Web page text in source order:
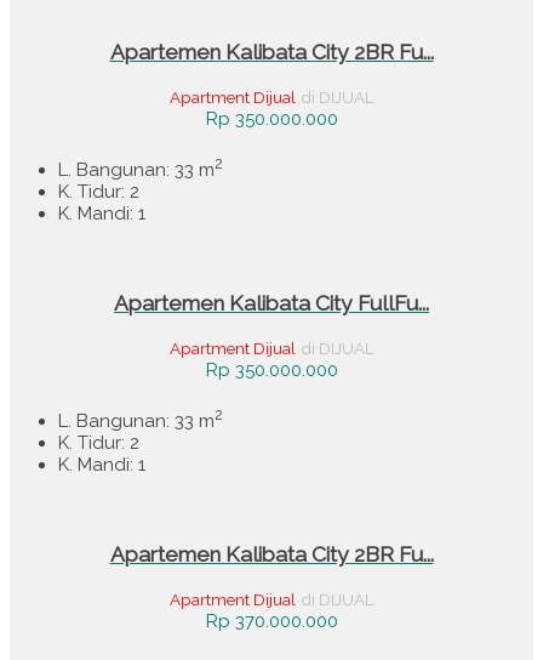
Apartemen Kalibata City 2BR Fu...
Apartment Dijual di DIJUAL
Rp 350.000.000
L. Bangunan: 33 m2
K. Tidur: 2
K. Mandi: 1
Apartemen Kalibata City FullFu...
Apartment Dijual di DIJUAL
Rp 350.000.000
L. Bangunan: 33 m2
K. Tidur: 2
K. Mandi: 1
Apartemen Kalibata City 2BR Fu...
Apartment Dijual di DIJUAL
Rp 370.000.000